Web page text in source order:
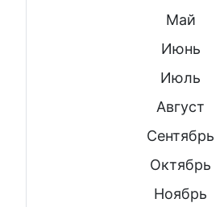
Май
Июнь
Июль
Август
Сентябрь
Октябрь
Ноябрь